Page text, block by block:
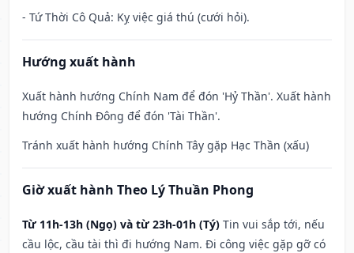
- Tứ Thời Cô Quả: Kỵ việc giá thú (cưới hỏi).
Hướng xuất hành
Xuất hành hướng Chính Nam để đón 'Hỷ Thần'. Xuất hành
hướng Chính Đông để đón 'Tài Thần'.
Tránh xuất hành hướng Chính Tây gặp Hạc Thần (xấu)
Giờ xuất hành Theo Lý Thuần Phong
Từ 11h-13h (Ngọ) và từ 23h-01h (Tý) Tin vui sắp tới, nếu
cầu lộc, cầu tài thì đi hướng Nam. Đi công việc gặp gỡ có